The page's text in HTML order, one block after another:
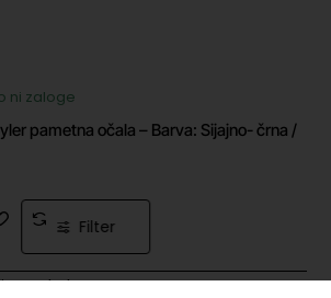
ni zaloge
pametna očala – Barva: Sijajno- črna /
ste do konca seznama.
Filter